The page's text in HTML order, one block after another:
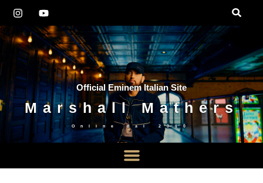
Official Eminem Italian Site
Marshall Mathers
Online dal 2010